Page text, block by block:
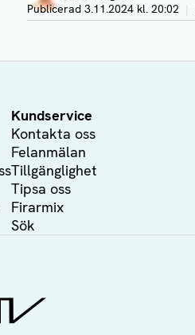
Publicerad 3.11.2024 kl. 20:02
Kundservice
Kontakta oss
Felanmälan
Tillgänglighet
Tipsa oss
Firarmix
Sök
TV